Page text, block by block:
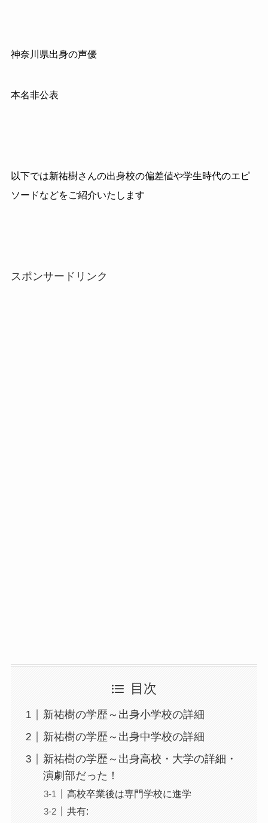
神奈川県出身の声優
本名非公表
以下では新祐樹さんの出身校の偏差値や学生時代のエピ
ソードなどをご紹介いたします
スポンサードリンク
目次
新祐樹の学歴～出身小学校の詳細
新祐樹の学歴～出身中学校の詳細
新祐樹の学歴～出身高校・大学の詳細・
演劇部だった！
高校卒業後は専門学校に進学
共有: